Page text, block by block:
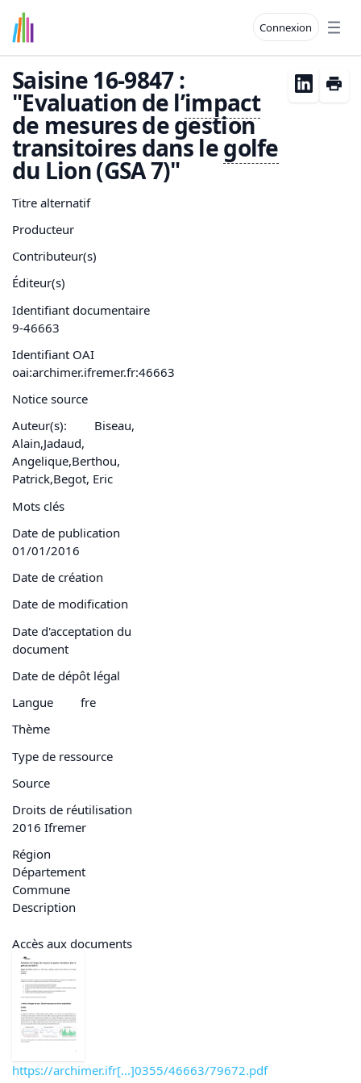
Connexion
Saisine 16-9847 :
"Evaluation de l’impact
de mesures de gestion
transitoires dans legolfe
du Lion (GSA 7)"
Titre alternatif
Producteur
Contributeur(s)
Éditeur(s)
Identifiant documentaire
9-46663
Identifiant OAI
oai:archimer.ifremer.fr:46663
Notice source
Auteur(s):
Biseau,
Alain,Jadaud,
Angelique,Berthou,
Patrick,Begot, Eric
Mots clés
Date de publication
01/01/2016
Date de création
Date de modification
Date d'acceptation du
document
Date de dépôt légal
Langue
fre
Thème
Type de ressource
Source
Droits de réutilisation
2016 Ifremer
Région
Département
Commune
Description
Accès aux documents
https://archimer.ifr[...]0355/46663/79672.pdf